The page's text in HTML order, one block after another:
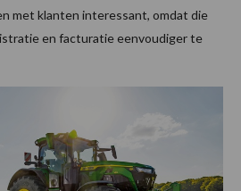
met klanten interessant, omdat die
en facturatie eenvoudiger te